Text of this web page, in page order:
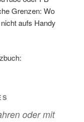
Grenzen: Wo
aufs Handy
oder mit